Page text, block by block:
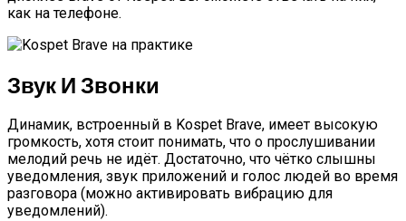
как на телефоне.
Звук И Звонки
Динамик, встроенный в Kospet Brave, имеет высокую
громкость, хотя стоит понимать, что о прослушивании
мелодий речь не идёт. Достаточно, что чётко слышны
уведомления, звук приложений и голос людей во время
разговора (можно активировать вибрацию для
уведомлений).